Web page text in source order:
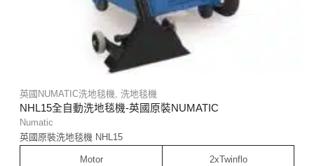
英國NUMATIC洗地毯機, 洗地毯機
NHL15全自動洗地毯機-英國原裝NUMATIC
Numatic
英國原裝洗地毯機 NHL15
Motor 2xTwinflo